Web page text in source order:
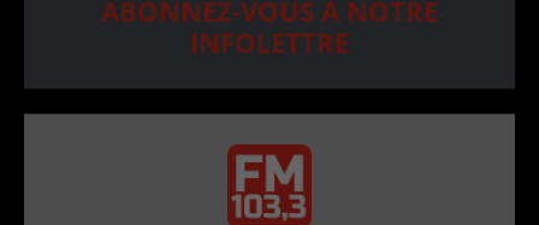
ABONNEZ-VOUS À NOTRE
INFOLETTRE